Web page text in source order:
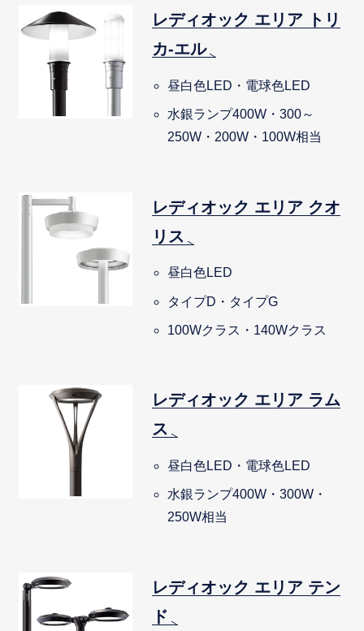
レディオック エリア トリ
カ-エル
昼白色LED・電球色LED
水銀ランプ400W・300～
250W・200W・100W相当
レディオック エリア クオ
リス
昼白色LED
タイプD・タイプG
100Wクラス・140Wクラス
レディオック エリア ラム
ス
昼白色LED・電球色LED
水銀ランプ400W・300W・
250W相当
レディオック エリア テン
ド